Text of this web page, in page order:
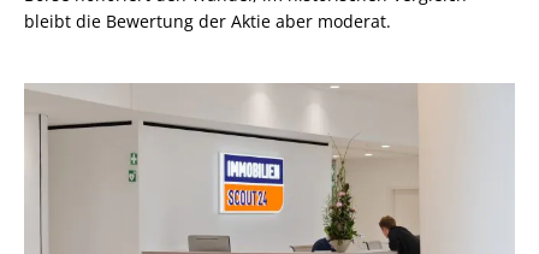
bleibt die Bewertung der Aktie aber moderat.